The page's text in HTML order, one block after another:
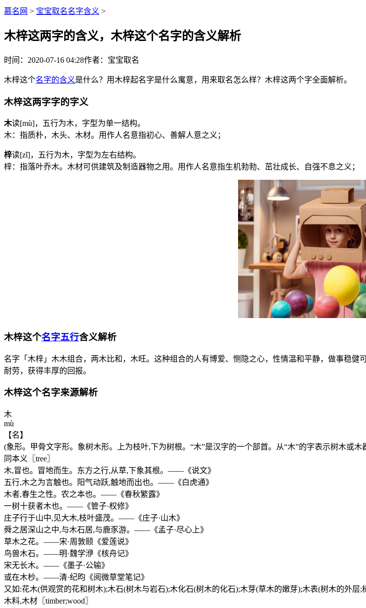
慕名网 > 宝宝取名名字含义 >
木梓这两字的含义，木梓这个名字的含义解析
时间：2020-07-16 04:28作者：宝宝取名
木梓这个名字的含义是什么？用木梓起名字是什么寓意，用来取名怎么样？木梓这两个字全面解析。
木梓这两字字的字义
木读[mù]，五行为木，字型为单一结构。
木：指质朴，木头、木材。用作人名意指初心、善解人意之义；
梓读[zǐ]，五行为木，字型为左右结构。
梓：指落叶乔木。木材可供建筑及制造器物之用。用作人名意指生机勃勃、茁壮成长、自强不息之义；
木梓这个名字五行含义解析
名字「木梓」木木组合，两木比和，木旺。这种组合的人有博爱、恻隐之心，性情温和平静，做事稳
耐劳，获得丰厚的回报。
木梓这个名字来源解析
木
mù
【名】
(象形。甲骨文字形。象树木形。上为枝叶,下为树根。“木”是汉字的一个部首。从“木”的字表示树木或木
同本义〖tree〗
木,冒也。冒地而生。东方之行,从草,下象其根。——《说文》
五行,木之为言触也。阳气动跃,触地而出也。——《白虎通》
木者,春生之性。农之本也。——《春秋繁露》
一树十获者木也。——《管子·权修》
庄子行于山中,见大木,枝叶盛茂。——《庄子·山木》
舜之居深山之中,与木石居,与鹿豕游。——《孟子·尽心上》
草木之花。——宋·周敦颐《爱莲说》
鸟兽木石。——明·魏学洢《核舟记》
宋无长木。——《墨子·公输》
或在木杪。——清·纪昀《阅微草堂笔记》
又如:花木(供观赏的花和树木);木石(树木与岩石);木化石(树木的化石);木芽(草木的嫩芽);木表(树木的外层
木料,木材〖timber;wood〗